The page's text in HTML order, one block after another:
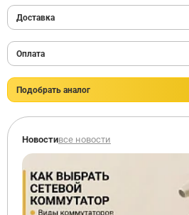
Доставка
Оплата
Подобрать аналог
Новостивсе новости